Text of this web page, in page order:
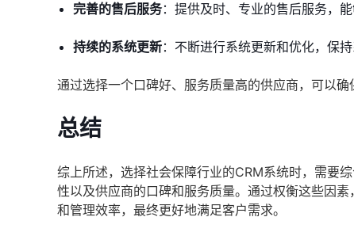
完善的售后服务：提供及时、专业的售后服务，
持续的系统更新：不断进行系统更新和优化，保
通过选择一个口碑好、服务质量高的供应商，可以确
总结
综上所述，选择社会保障行业的CRM系统时，需要
性以及供应商的口碑和服务质量。通过权衡这些因
和管理效率，最终更好地满足客户需求。